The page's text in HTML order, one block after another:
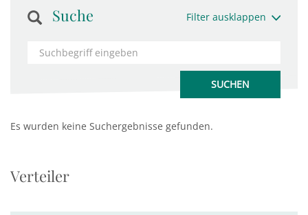
Suche Filter ausklappen
Es wurden keine Suchergebnisse gefunden.
Verteiler